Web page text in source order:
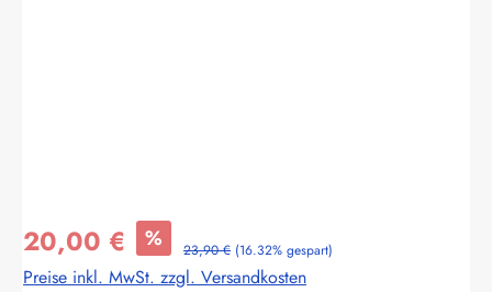
20,00 € % 23,90 € (16.32% gespart)
Preise inkl. MwSt. zzgl. Versandkosten